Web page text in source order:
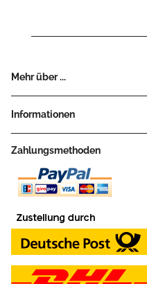
Mehr über ...
Informationen
Zahlungsmethoden